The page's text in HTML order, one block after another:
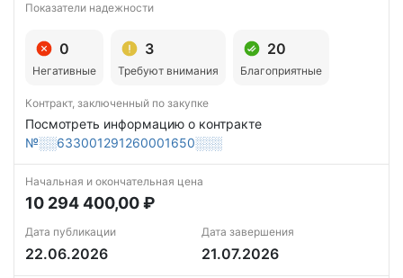
Показатели надежности
0
Негативные
3
Требуют внимания
20
Благоприятные
Контракт, заключенный по закупке
Посмотреть информацию о контракте
№░░633001291260001650░░░
Начальная и окончательная цена
10 294 400,00 ₽
Дата публикации
22.06.2026
Дата завершения
21.07.2026